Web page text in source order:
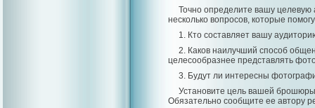
Точно определите вашу
несколько вопросов, которые
1. Кто составляет вашу
2. Каков наилучший способ
целесообразнее представлять
3. Будут ли интересны
Установите цель вашей
Обязательно сообщите ее автору